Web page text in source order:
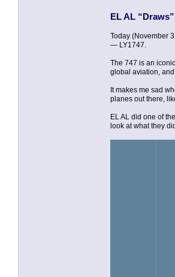
EL AL
Today (November
— LY1747.
The 747 is an
global aviation,
It makes me sad
planes out there,
EL AL did one of
look at what they